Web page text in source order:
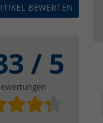
BEWERTEN
/ 5